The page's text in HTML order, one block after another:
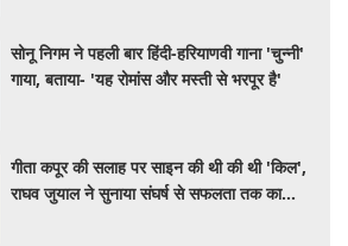
सोनू निगम ने पहली बार हिंदी-हरियाणवी गाना 'चुन्नी'
गाया, बताया- 'यह रोमांस और मस्ती से भरपूर है'
गीता कपूर की सलाह पर साइन की थी की थी 'किल',
राघव जुयाल ने सुनाया संघर्ष से सफलता तक का